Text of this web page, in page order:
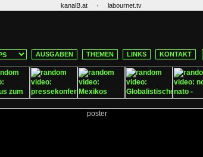
kanalB.at · labournet.tv
AUSGABEN THEMEN LINKS KONTAKT